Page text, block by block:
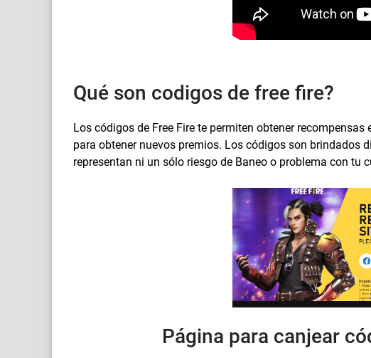
Qué son codigos de free fire?
Los códigos de Free Fire te permiten obtener
para obtener nuevos premios. Los códigos son brindados
representan ni un sólo riesgo de Baneo o problema con tu
Página para canjear